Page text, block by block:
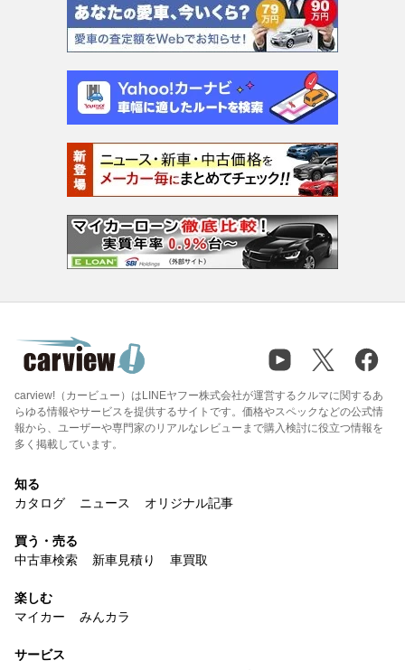
carview!（カービュー）はLINEヤフー株式会社が運営するクルマに関するあ
らゆる情報やサービスを提供するサイトです。価格やスペックなどの公式情
報から、ユーザーや専門家のリアルなレビューまで購入検討に役立つ情報を
多く掲載しています。
知る
カタログ
ニュース オリジナル記事
買う・売る
中古車検索
新車見積り 車買取
楽しむ
マイカー
みんカラ
サービス